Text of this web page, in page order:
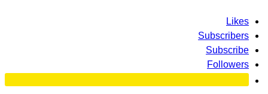
Likes
Subscribers
Subscribe
Followers